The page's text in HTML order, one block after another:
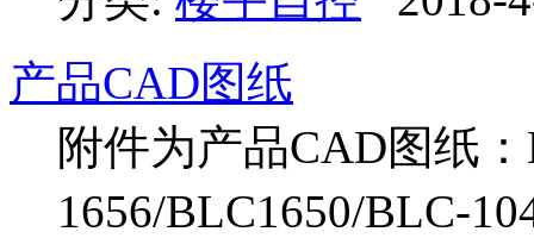
产品CAD图纸
附件为产品CAD图纸
1656/BLC1650/BLC-